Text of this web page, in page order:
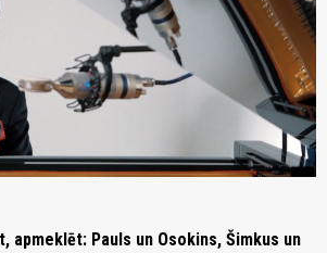
apmeklēt: Pauls un Osokins, Šimkus un